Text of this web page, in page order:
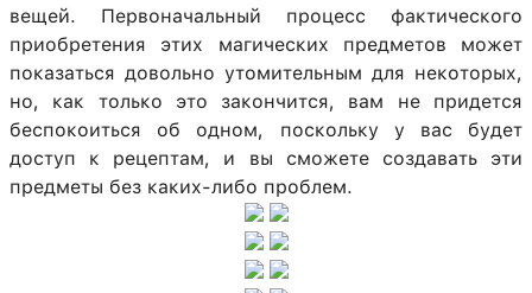
вещей. Первоначальный процесс фактического
приобретения этих магических предметов может
показаться довольно утомительным для некоторых,
но, как только это закончится, вам не придется
беспокоиться об одном, поскольку у вас будет
доступ к рецептам, и вы сможете создавать эти
предметы без каких-либо проблем.